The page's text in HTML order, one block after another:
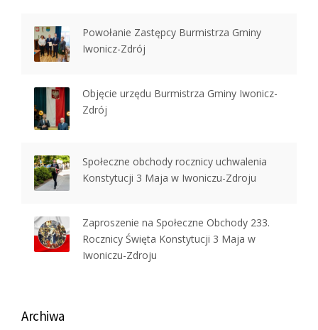
Powołanie Zastępcy Burmistrza Gminy
Iwonicz-Zdrój
Objęcie urzędu Burmistrza Gminy Iwonicz-
Zdrój
Społeczne obchody rocznicy uchwalenia
Konstytucji 3 Maja w Iwoniczu-Zdroju
Zaproszenie na Społeczne Obchody 233.
Rocznicy Święta Konstytucji 3 Maja w
Iwoniczu-Zdroju
Archiwa